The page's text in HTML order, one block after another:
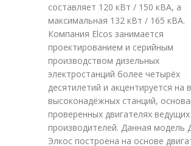
составляет 120 кВт / 150 кВА, а
максимальная 132 кВт / 165 кВА.
Компания Elcos занимается
проектированием и серийным
производством дизельных
электростанций более четырёх
десятилетий и акцентируется на
высоконадёжных станций,
проверенных двигателях ведущих
производителей. Данная модель
Элкос построена на основе